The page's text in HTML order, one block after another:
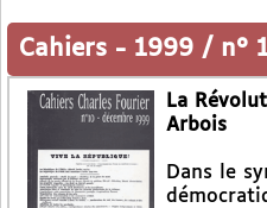
Cahiers - 1999 / n°
La
Arbois
Dans le